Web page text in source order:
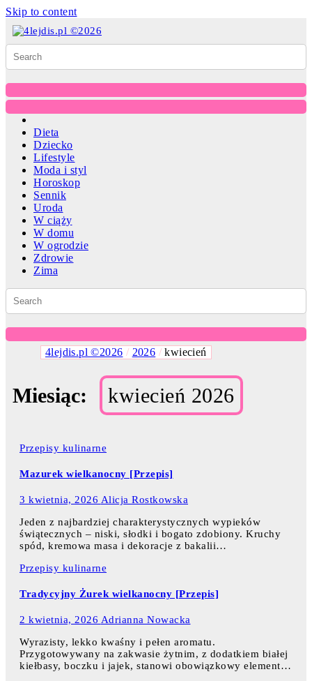
Skip to content
Dieta
Dziecko
Lifestyle
Moda i styl
Horoskop
Sennik
Uroda
W ciąży
W domu
W ogrodzie
Zdrowie
Zima
4lejdis.pl ©2026 / 2026 /kwiecień
Miesiąc: kwiecień 2026
Przepisy kulinarne
Mazurek wielkanocny [Przepis]
3 kwietnia, 2026 Alicja Rostkowska
Jeden z najbardziej charakterystycznych wypieków
świątecznych – niski, słodki i bogato zdobiony. Kruchy
spód, kremowa masa i dekoracje z bakalii…
Przepisy kulinarne
Tradycyjny Żurek wielkanocny [Przepis]
2 kwietnia, 2026 Adrianna Nowacka
Wyrazisty, lekko kwaśny i pełen aromatu.
Przygotowywany na zakwasie żytnim, z dodatkiem białej
kiełbasy, boczku i jajek, stanowi obowiązkowy element…